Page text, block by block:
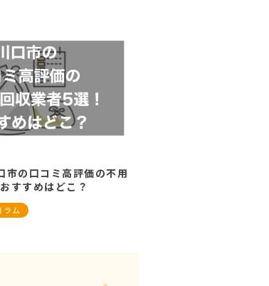
市の口コミ高評価の不用
すすめはどこ？
ム